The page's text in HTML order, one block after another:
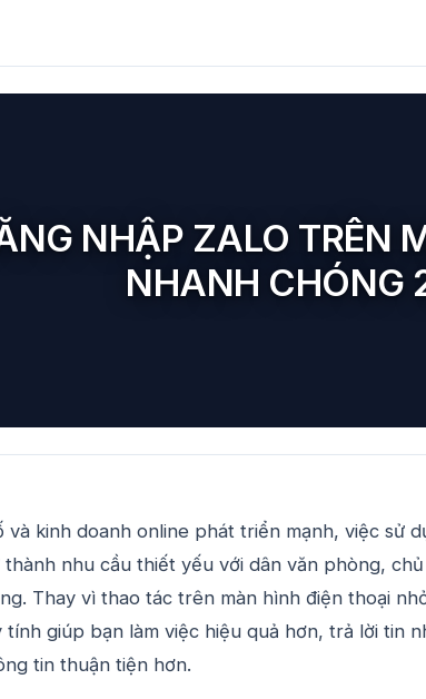
NHẬP ZALO TRÊN
NHANH CHÓNG
và kinh doanh online phát triển mạnh, việc sử
nhu cầu thiết yếu với dân văn phòng, chủ
Thay vì thao tác trên màn hình điện thoại
giúp bạn làm việc hiệu quả hơn, trả lời tin
tin thuận tiện hơn.